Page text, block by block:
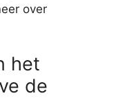
over
het
de